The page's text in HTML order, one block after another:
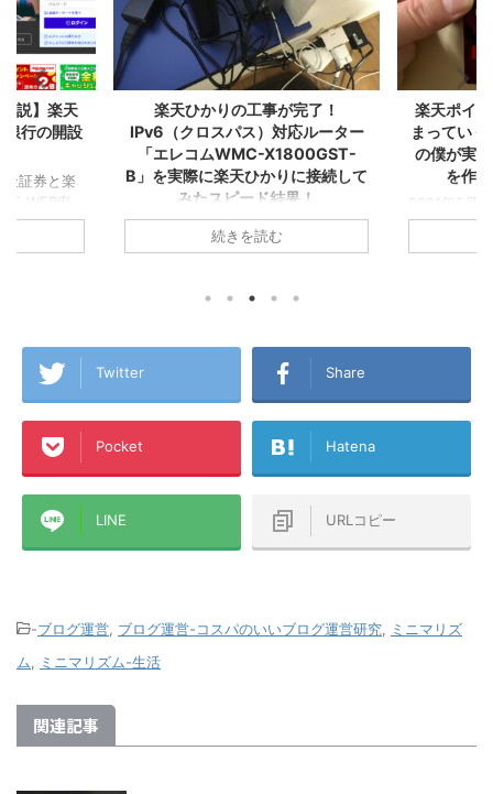
が完了！
応ルーター
に接続して
果！
らおうちの
A1理論で
トで使ってい
テプコ光
このアパー
天ひかりテ
マンションタ
楽天ポイントが自動でどんどん貯
まっていく！『楽天経済圏2年生』
の僕が実感した誰もが楽天カード
を作るべき１２の理由！
2021年5月に▼『楽天経済圏』で生き
ていくことを決意し、その後すぐに楽
天カードを2枚発行してこの夏で無事
『楽天経済圏』にどっぷりとハマった
も含めた『楽天経済圏』という視点か
ら誰もが楽天カードを発行するメリッ
経済圏』に入ろうか悩んでいる方、各
種ポイントがいろんな経済圏にバラバ
ラに分散している方などの参考になれ
ば幸いです！ この記事のミ ...
続きを読む
Kindle
る！増
ら『
お金が貯
ゼロから
済圏』に
した！ そ
Twitter Share
Pocket Hatena
LINE URLコピー
-ブログ運営 ブログ運営-コスパのいいブログ運営研究
ミニマリズ
ム
ミニマリズム-生活
関連記事